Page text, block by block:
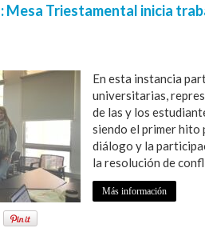
Triestamental inicia
En esta instancia
universitarias,
de las y los
siendo el primer hito
diálogo y la
la resolución de
Más información